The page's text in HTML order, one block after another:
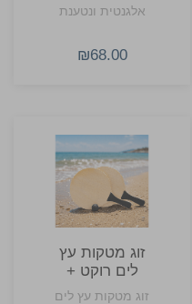
אלגנטית ונטענת
₪68.00
זוג מטקות עץ
לים רוקט +
כדור
זוג מטקות עץ לים